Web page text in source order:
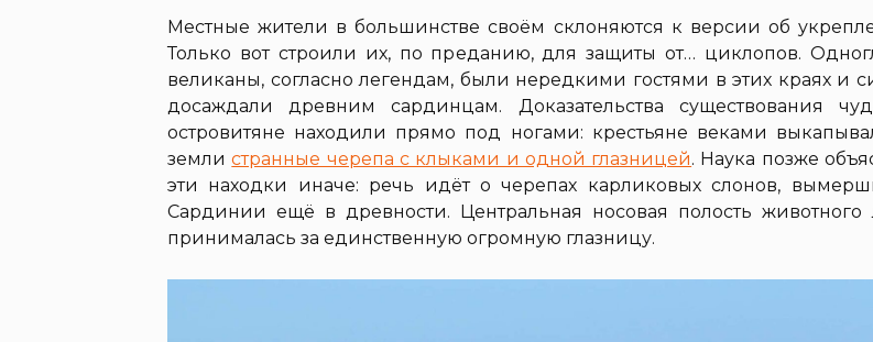
Местные жители в большинстве своём склоняются к версии об
Только вот строили их, по преданию, для защиты от… циклопов.
великаны, согласно легендам, были нередкими гостями в этих краях и
досаждали древним сардинцам. Доказательства существования
островитяне находили прямо под ногами: крестьяне веками
землистранные черепа с клыками и одной глазницей. Наука позже
эти находки иначе: речь идёт о черепах карликовых слонов,
Сардинии ещё в древности. Центральная носовая полость животного
принималась за единственную огромную глазницу.